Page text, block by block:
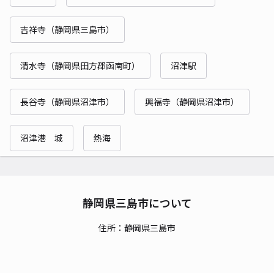
吉祥寺（静岡県三島市）
清水寺（静岡県田方郡函南町） 沼津駅
長谷寺（静岡県沼津市） 興福寺（静岡県沼津市）
沼津港 城 熱海
静岡県三島市について
住所：静岡県三島市